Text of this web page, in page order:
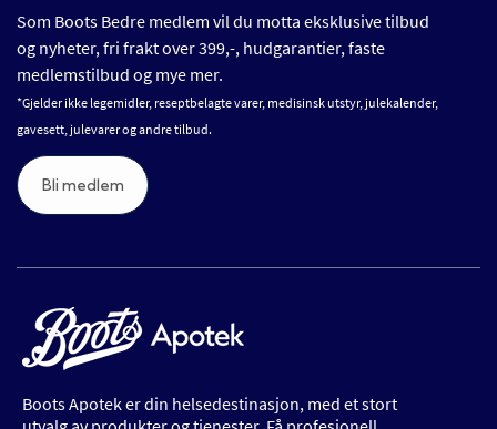
Som Boots Bedre medlem vil du motta eksklusive tilbud
og nyheter, fri frakt over 399,-, hudgarantier, faste
medlemstilbud og mye mer.
*Gjelder ikke legemidler, reseptbelagte varer, medisinsk utstyr, julekalender,
gavesett, julevarer og andre tilbud.
Bli medlem
Boots Apotek er din helsedestinasjon, med et stort